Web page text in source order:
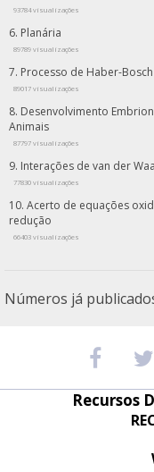
93784 visualizações
Planária
89789 visualizações
Processo de Haber-Bosch
89017 visualizações
Desenvolvimento
Animais
87797 visualizações
Interações de van der
77830 visualizações
Acerto de equações
redução
66403 visualizações
Números já
Recursos